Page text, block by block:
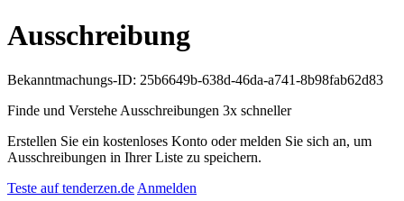
Ausschreibung
Bekanntmachungs-ID: 25b6649b-638d-46da-a741-8b98fab62d83
Finde und Verstehe Ausschreibungen 3x schneller
Erstellen Sie ein kostenloses Konto oder melden Sie sich an, um
Ausschreibungen in Ihrer Liste zu speichern.
Teste auf tenderzen.de Anmelden